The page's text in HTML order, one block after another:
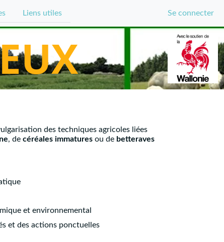
Liens utiles Se connecter
des techniques agricoles liées
, de céréales immatures ou de betteraves
et environnemental
et des actions ponctuelles